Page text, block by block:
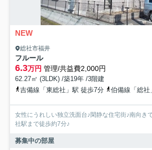
NEW
総社市福井
フルール
6.3万円 管理/共益費2,000円
62.27㎡ (3LDK) /築19年 /3階建
吉備線「東総社」駅 徒歩7分
伯備線「総社
女性にうれしい独立洗面台♪閑静な住宅街♪南向き
社駅まで徒歩約7分♪
募集中の部屋